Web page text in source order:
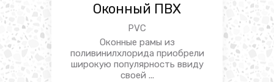
Оконный ПВХ
PVC
Оконные рамы из
поливинилхлорида приобрели
широкую популярность ввиду
своей ...